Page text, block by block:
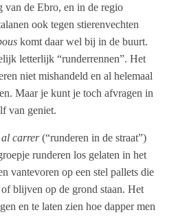
van de Ebro, en in de regio
ook tegen stierenvechten
komt daar wel bij in de buurt.
letterlijk “runderrennen”. Het
niet mishandeld en al helemaal
Maar je kunt je toch afvragen in
van geniet.
al carrer(“runderen in de straat”)
runderen los gelaten in het
vantevoren op een stel pallets die
blijven op de grond staan. Het
en te laten zien hoe dapper men